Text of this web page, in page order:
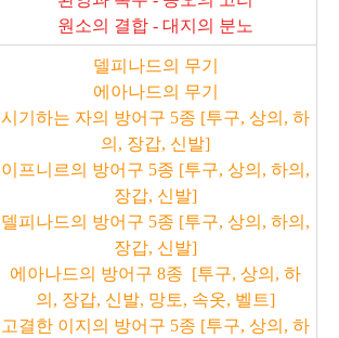
원소의 결합 - 대지의 분노
델피나드의 무기
에아나드의 무기
시기하는 자의 방어구 5종 [투구, 상의, 하
의, 장갑, 신발]
이프니르의 방어구 5종 [투구, 상의, 하의,
장갑, 신발]
델피나드의 방어구 5종 [투구, 상의, 하의,
장갑, 신발]
에아나드의 방어구 8종 [투구, 상의, 하
의, 장갑, 신발, 망토, 속옷, 벨트]
고결한 이지의 방어구 5종 [투구, 상의, 하